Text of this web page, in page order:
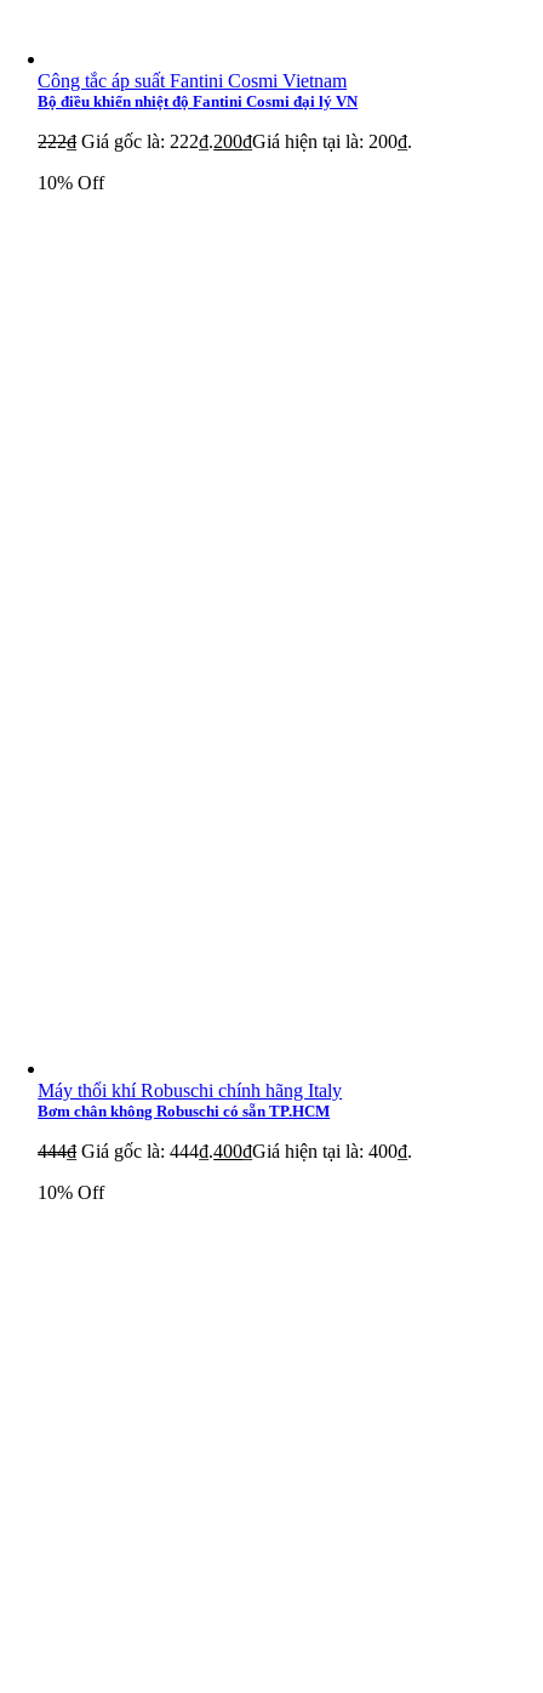
Công tắc áp suất Fantini Cosmi Vietnam
Bộ điều khiển nhiệt độ Fantini Cosmi đại lý VN
222₫ Giá gốc là: 222₫.200₫Giá hiện tại là: 200₫.
10% Off
Máy thổi khí Robuschi chính hãng Italy
Bơm chân không Robuschi có sẵn TP.HCM
444₫ Giá gốc là: 444₫.400₫Giá hiện tại là: 400₫.
10% Off